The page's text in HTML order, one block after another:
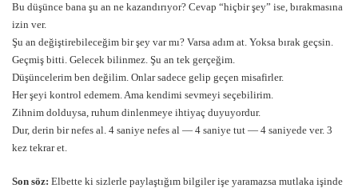
Bu düşünce bana şu an ne kazandırıyor? Cevap “hiçbir şey” ise, bırakmasına
izin ver.
Şu an değiştirebileceğim bir şey var mı? Varsa adım at. Yoksa bırak geçsin.
Geçmiş bitti. Gelecek bilinmez. Şu an tek gerçeğim.
Düşüncelerim ben değilim. Onlar sadece gelip geçen misafirler.
Her şeyi kontrol edemem. Ama kendimi sevmeyi seçebilirim.
Zihnim dolduysa, ruhum dinlenmeye ihtiyaç duyuyordur.
Dur, derin bir nefes al. 4 saniye nefes al — 4 saniye tut — 4 saniyede ver. 3
kez tekrar et.
Son söz: Elbette ki sizlerle paylaştığım bilgiler işe yaramazsa mutlaka işinde